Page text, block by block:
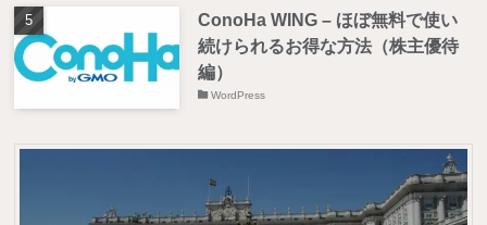
ConoHa WING – ほぼ無料で使い
続けられるお得な方法（株主優待
編）
WordPress